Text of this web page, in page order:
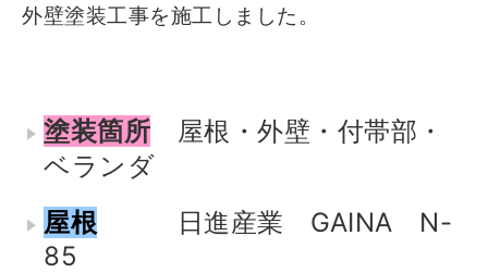
外壁塗装工事を施工しました。
塗装箇所 屋根・外壁・付帯部・
ベランダ
屋根 日進産業 GAINA N-
85